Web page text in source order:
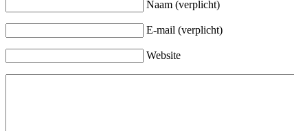
Naam (verplicht)
E-mail (verplicht)
Website